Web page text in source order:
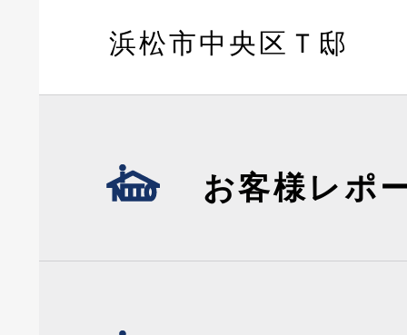
浜松市中央区Ｔ邸
お客様レポ